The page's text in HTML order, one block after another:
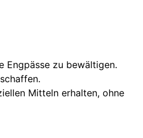
Engpässe zu bewältigen.
Mitteln erhalten, ohne